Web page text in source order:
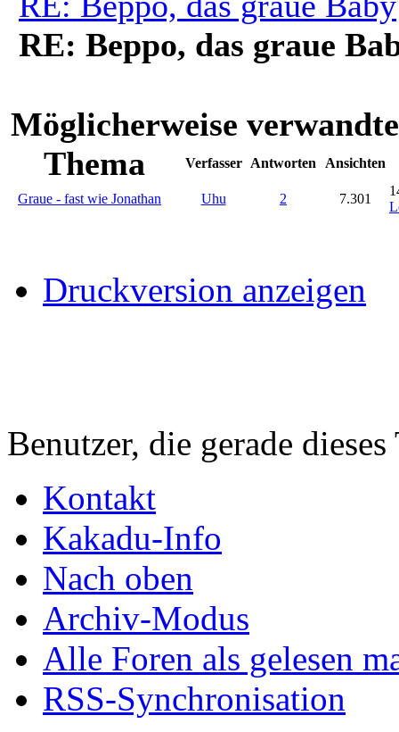
RE: Beppo, das graue
Möglicherweise
Thema
Verfasser Antworten Ansichten
Graue - fast wie Jonathan Uhu 2 7.301
Druckversion anzeigen
Benutzer, die gerade
Kontakt
Kakadu-Info
Nach oben
Archiv-Modus
Alle Foren als gelesen
RSS-Synchronisation